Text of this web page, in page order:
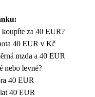
koupíte za 40 EUR?
40 EUR v Kč
mzda a 40 EUR
nebo levné?
40 EUR
40 EUR